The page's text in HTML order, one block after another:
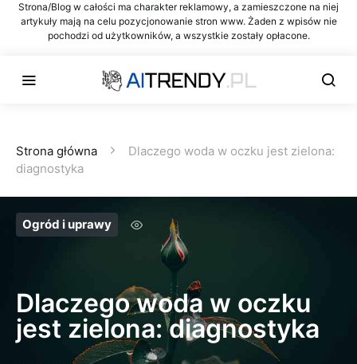
Strona/Blog w całości ma charakter reklamowy, a zamieszczone na niej
artykuły mają na celu pozycjonowanie stron www. Żaden z wpisów nie
pochodzi od użytkowników, a wszystkie zostały opłacone.
Strona główna
Dlaczego woda w oczku jest zielona:
diagnostyka
Ogród i uprawy
Dlaczego woda w oczku
jest zielona: diagnostyka